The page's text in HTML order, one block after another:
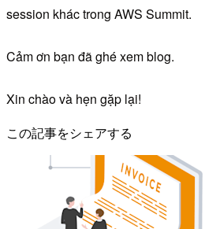
session khác trong AWS Summit.
Cảm ơn bạn đã ghé xem blog.
Xin chào và hẹn gặp lại!
この記事をシェアする